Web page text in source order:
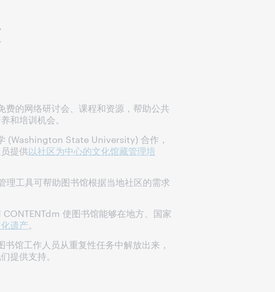
的网络研讨会、课程和资源，帮助公共
和培训机会。
(Washington State University) 合作，
提供以社区为中心的文化馆藏管理培
理工具可帮助图书馆根据当地社区的需求
使图书馆能够在地方、国家
遗产。
馆工作人员从重复性任务中解放出来，
提供支持。